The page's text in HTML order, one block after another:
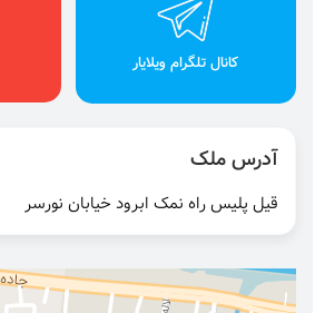
کانال تلگرام ویلایار
آدرس ملک
قیل پلیس راه نمک ابرود خیابان نورسر